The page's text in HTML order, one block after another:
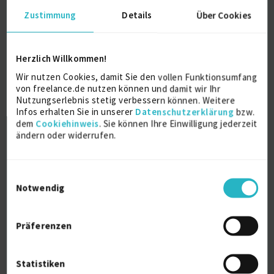
Zustimmung Details Über Cookies
Herzlich Willkommen!
Wir nutzen Cookies, damit Sie den vollen Funktionsumfang
von freelance.de nutzen können und damit wir Ihr
Nutzungserlebnis stetig verbessern können. Weitere
Infos erhalten Sie in unserer Datenschutzerklärung bzw.
dem Cookiehinweis. Sie können Ihre Einwilligung jederzeit
ändern oder widerrufen.
Notwendig
Präferenzen
Statistiken
Fachinformatiker
2006
Weilheim an der Teck
Über mich
Netzwerksicherheit und Cloud-Computing. Meine
berufliche Laufbahn hat mich mit einer breiten
entwickelt habe, komplexe IT-Probleme effizient zu